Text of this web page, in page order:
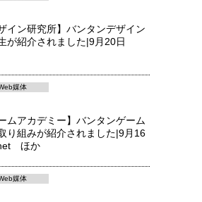
イン研究所】バンタンデザイン
が紹介されました|9月20日
媒体
ムアカデミー】バンタンゲーム
り組みが紹介されました|9月16
ほか
媒体